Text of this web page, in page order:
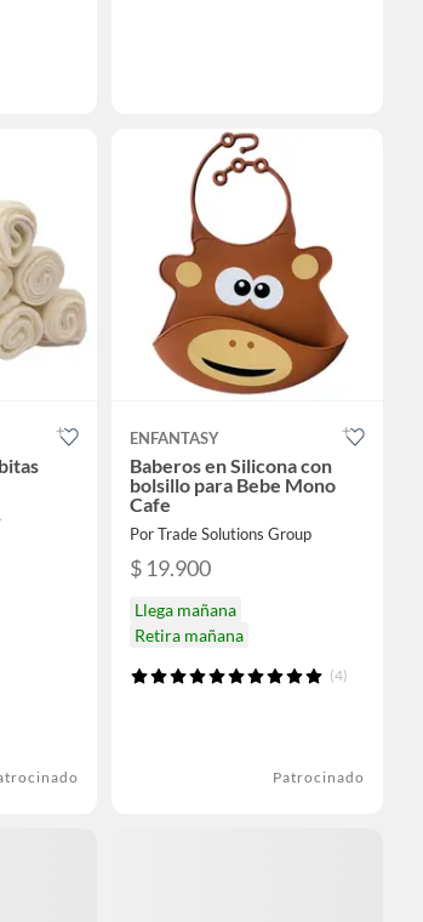
ENFANTASY
Baberos en Silicona con
bolsillo para Bebe Mono
Cafe
Por Trade Solutions Group
$ 19.900
Llega mañana
Retira mañana
(4)
Patrocinado